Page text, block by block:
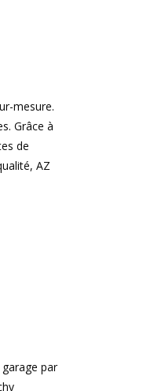
mesure.
Grâce à
de
AZ